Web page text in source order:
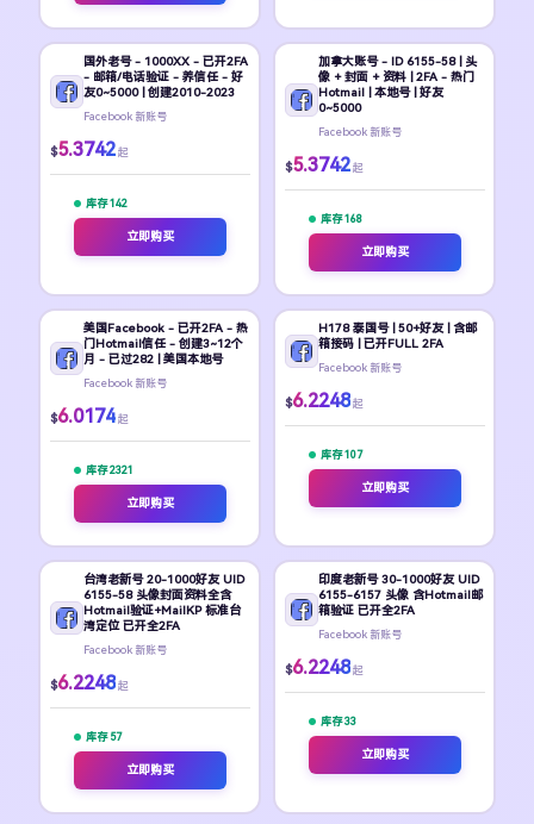
国外老号 - 1000XX - 已开2FA
- 邮箱/电话验证 - 养信任 - 好
友0~5000 | 创建2010-2023
Facebook 新账号
$5.3742 起
库存 142
立即购买
加拿大账号 - ID 6155-58 | 头
像 + 封面 + 资料 | 2FA - 热门
Hotmail | 本地号 | 好友
0~5000
Facebook 新账号
$5.3742 起
库存 168
立即购买
美国Facebook - 已开2FA - 热
门Hotmail信任 - 创建3~12个
月 - 已过282 | 美国本地号
Facebook 新账号
$6.0174 起
库存 2321
立即购买
H178 泰国号 | 50+好友 | 含邮
箱接码 | 已开FULL 2FA
Facebook 新账号
$6.2248 起
库存 107
立即购买
台湾老新号 20-1000好友 UID
6155-58 头像封面资料全含
Hotmail验证+MailKP 标准台
湾定位 已开全2FA
Facebook 新账号
$6.2248 起
库存 57
立即购买
印度老新号 30-1000好友 UID
6155-6157 头像 含Hotmail邮
箱验证 已开全2FA
Facebook 新账号
$6.2248 起
库存 33
立即购买